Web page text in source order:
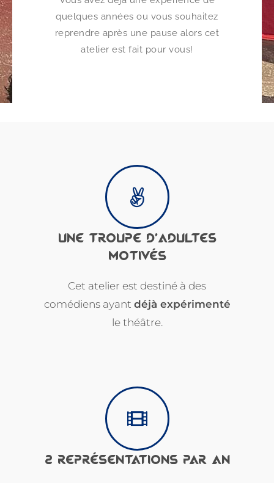
quelques années ou vous souhaitez
reprendre après une pause alors cet
atelier est fait pour vous!
UNE TROUPE D'ADULTES
MOTIVÉS
Cet atelier est destiné à des
comédiens ayant déjà expérimenté
le théâtre.
2 REPRÉSENTATIONS PAR AN